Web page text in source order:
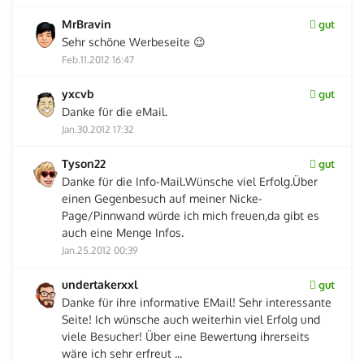
MrBravin gut
Sehr schöne Werbeseite 😉
Feb.11.2012 16:47
yxcvb gut
Danke für die eMail.
Jan.30.2012 17:32
Tyson22 gut
Danke für die Info-Mail.Wünsche viel Erfolg.Über
einen Gegenbesuch auf meiner Nicke-
Page/Pinnwand würde ich mich freuen,da gibt es
auch eine Menge Infos.
Jan.25.2012 00:39
undertakerxxl gut
Danke für ihre informative EMail! Sehr interessante
Seite! Ich wünsche auch weiterhin viel Erfolg und
viele Besucher! Über eine Bewertung ihrerseits
wäre ich sehr erfreut ...